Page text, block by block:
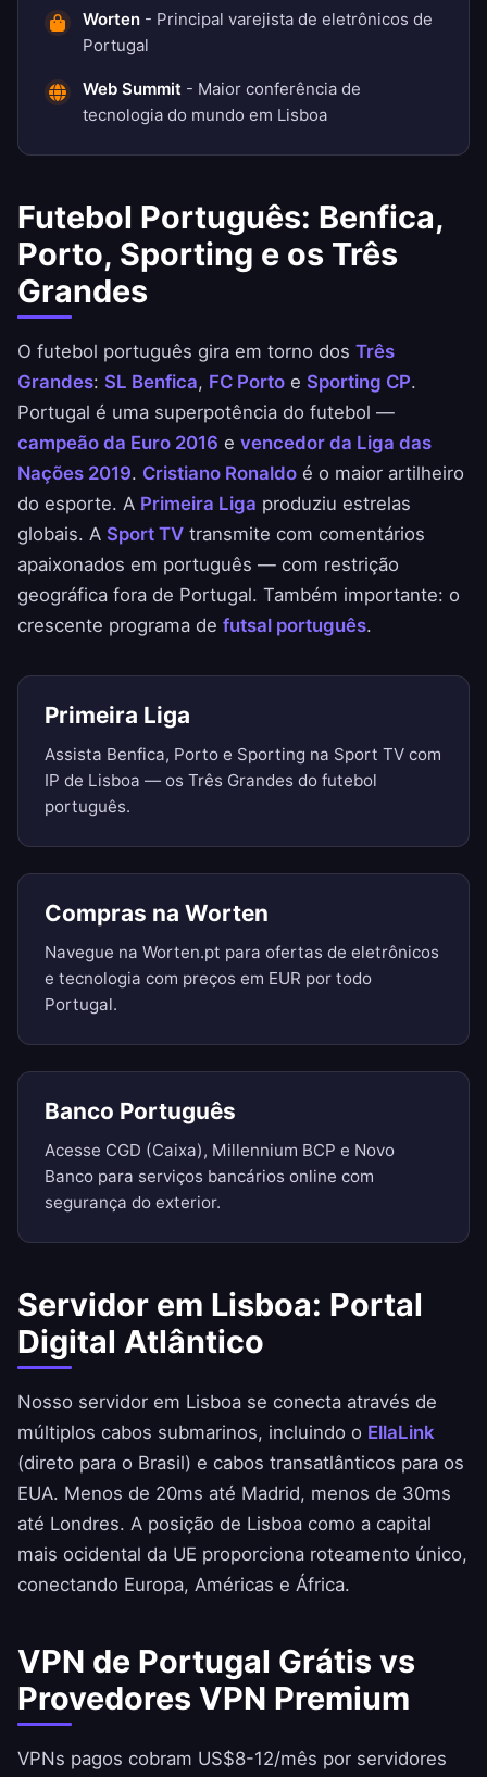
Worten - Principal varejista de eletrônicos de
Portugal
Web Summit - Maior conferência de
tecnologia do mundo em Lisboa
Futebol Português: Benfica,
Porto, Sporting e os Três
Grandes
O futebol português gira em torno dos Três
Grandes: SL Benfica, FC Porto e Sporting CP.
Portugal é uma superpotência do futebol —
campeão da Euro 2016 e vencedor da Liga das
Nações 2019. Cristiano Ronaldo é o maior artilheiro
do esporte. A Primeira Liga produziu estrelas
globais. A Sport TV transmite com comentários
apaixonados em português — com restrição
geográfica fora de Portugal. Também importante: o
crescente programa de futsal português.
Primeira Liga
Assista Benfica, Porto e Sporting na Sport TV com
IP de Lisboa — os Três Grandes do futebol
português.
Compras na Worten
Navegue na Worten.pt para ofertas de eletrônicos
e tecnologia com preços em EUR por todo
Portugal.
Banco Português
Acesse CGD (Caixa), Millennium BCP e Novo
Banco para serviços bancários online com
segurança do exterior.
Servidor em Lisboa: Portal
Digital Atlântico
Nosso servidor em Lisboa se conecta através de
múltiplos cabos submarinos, incluindo o EllaLink
(direto para o Brasil) e cabos transatlânticos para os
EUA. Menos de 20ms até Madrid, menos de 30ms
até Londres. A posição de Lisboa como a capital
mais ocidental da UE proporciona roteamento único,
conectando Europa, Américas e África.
VPN de Portugal Grátis vs
Provedores VPN Premium
VPNs pagos cobram US$8-12/mês por servidores